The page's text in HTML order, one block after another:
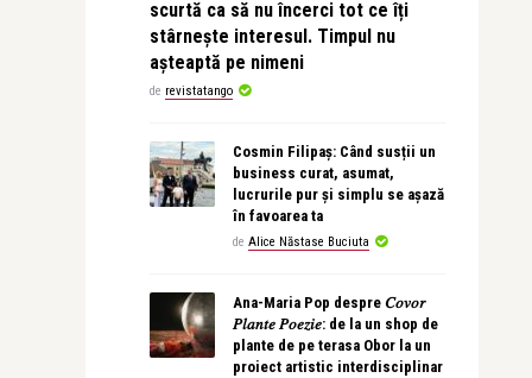
scurtă ca să nu încerci tot ce îți
stârnește interesul. Timpul nu
așteaptă pe nimeni
de revistatango
Cosmin Filipaș: Când susții un
business curat, asumat,
lucrurile pur și simplu se așază
în favoarea ta
de Alice Năstase Buciuta
Ana-Maria Pop despre 𝐶𝑜𝑣𝑜𝑟
𝑃𝑙𝑎𝑛𝑡𝑒 𝑃𝑜𝑒𝑧𝑖𝑒: de la un shop de
plante de pe terasa Obor la un
proiect artistic interdisciplinar